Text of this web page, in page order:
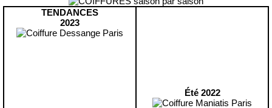
TENDANCES
2023
Été 2022